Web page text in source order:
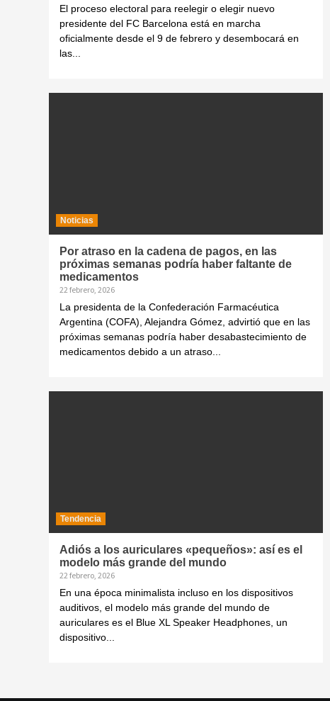
El proceso electoral para reelegir o elegir nuevo
presidente del FC Barcelona está en marcha
oficialmente desde el 9 de febrero y desembocará en
las...
Noticias
Por atraso en la cadena de pagos, en las
próximas semanas podría haber faltante de
medicamentos
22 febrero, 2026
La presidenta de la Confederación Farmacéutica
Argentina (COFA), Alejandra Gómez, advirtió que en las
próximas semanas podría haber desabastecimiento de
medicamentos debido a un atraso...
Tendencia
Adiós a los auriculares «pequeños»: así es el
modelo más grande del mundo
22 febrero, 2026
En una época minimalista incluso en los dispositivos
auditivos, el modelo más grande del mundo de
auriculares es el Blue XL Speaker Headphones, un
dispositivo...